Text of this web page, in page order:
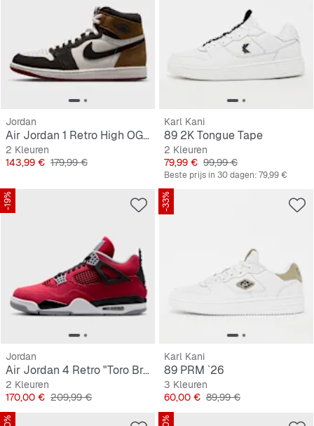
Jordan
Air Jordan 1 Retro High OG "Love The Game"
2 Kleuren
Prijs
143,99 € Originele Prijs
179,99 €
Karl Kani
89 2K Tongue Tape
2 Kleuren
Prijs
79,99 € Originele Prijs
99,99 €
Beste prijs in 30 dagen:79,99 €
-19%
Jordan
Air Jordan 4 Retro "Toro Bravo"
2 Kleuren
Prijs
170,00 € Originele Prijs
209,99 €
-33%
Karl Kani
89 PRM `26
3 Kleuren
Prijs
60,00 € Originele Prijs
89,99 €